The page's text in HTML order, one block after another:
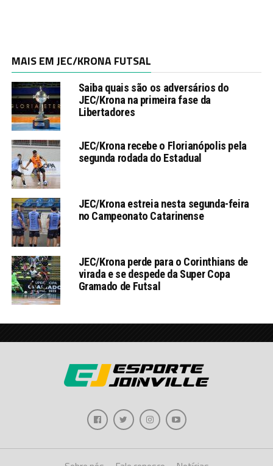
MAIS EM JEC/KRONA FUTSAL
Saiba quais são os adversários do
JEC/Krona na primeira fase da
Libertadores
JEC/Krona recebe o Florianópolis pela
segunda rodada do Estadual
JEC/Krona estreia nesta segunda-feira
no Campeonato Catarinense
JEC/Krona perde para o Corinthians de
virada e se despede da Super Copa
Gramado de Futsal